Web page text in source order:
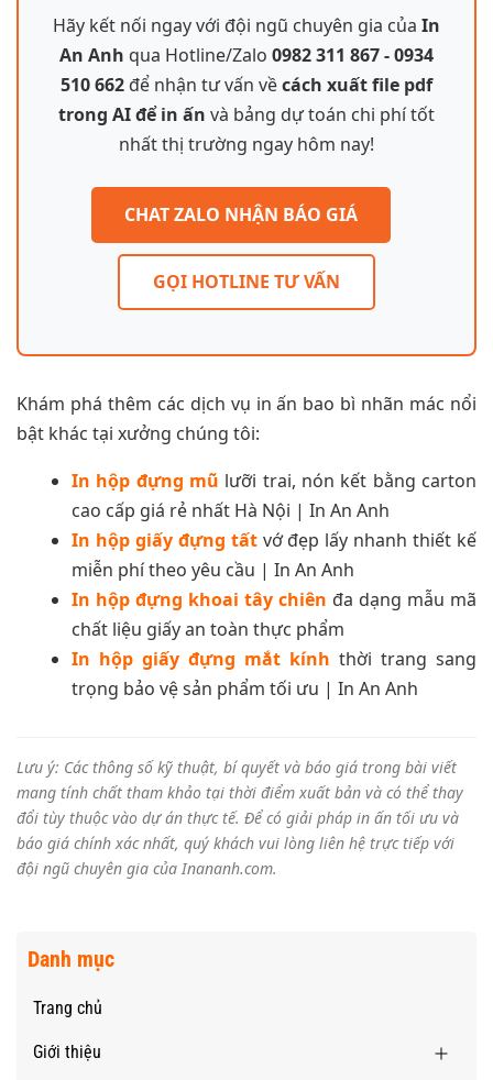
Hãy kết nối ngay với đội ngũ chuyên gia của In
An Anh qua Hotline/Zalo 0982 311 867 - 0934
510 662 để nhận tư vấn vềcách xuất file pdf
trong AI để in ấn và bảng dự toán chi phí tốt
nhất thị trường ngay hôm nay!
CHAT ZALO NHẬN BÁO GIÁ
GỌI HOTLINE TƯ VẤN
Khám phá thêm các dịch vụ in ấn bao bì nhãn mác nổi
bật khác tại xưởng chúng tôi:
In hộp đựng mũ lưỡi trai, nón kết bằng carton
cao cấp giá rẻ nhất Hà Nội | In An Anh
In hộp giấy đựng tấtvớ đẹp lấy nhanh thiết kế
miễn phí theo yêu cầu | In An Anh
In hộp đựng khoai tây chiên đa dạng mẫu mã
chất liệu giấy an toàn thực phẩm
In hộp giấy đựng mắt kính thời trang sang
trọng bảo vệ sản phẩm tối ưu | In An Anh
Lưu ý: Các thông số kỹ thuật, bí quyết và báo giá trong bài viết
mang tính chất tham khảo tại thời điểm xuất bản và có thể thay
đổi tùy thuộc vào dự án thực tế. Để có giải pháp in ấn tối ưu và
báo giá chính xác nhất, quý khách vui lòng liên hệ trực tiếp với
đội ngũ chuyên gia của Inananh.com.
Danh mục
Trang chủ
Giới thiệu